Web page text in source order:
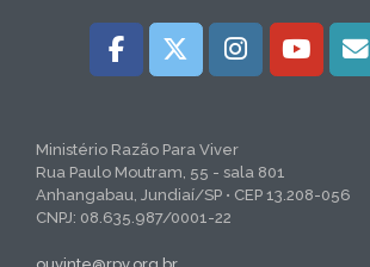
Ministério Razão Para Viver
Rua Paulo Moutram, 55 - sala 801
Anhangabau, Jundiaí/SP • CEP 13.208-056
CNPJ: 08.635.987/0001-22